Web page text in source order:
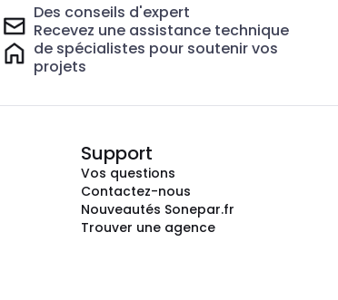
Des conseils d'expert
Recevez une assistance technique
de spécialistes pour soutenir vos
projets
Support
Vos questions
Contactez-nous
Nouveautés Sonepar.fr
Trouver une agence